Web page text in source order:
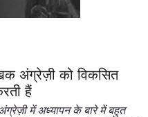
अंग्रेज़ी को विकसित
हैं
में अध्यापन के बारे में बहुत